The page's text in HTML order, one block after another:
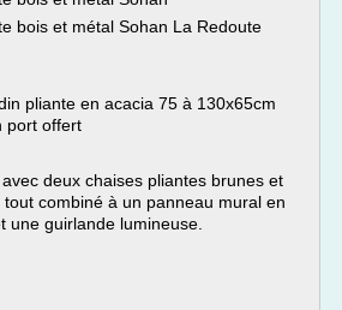
bois et métal Sohan La Redoute
pliante en acacia 75 à 130x65cm
port offert
deux chaises pliantes brunes et
combiné à un panneau mural en
une guirlande lumineuse.